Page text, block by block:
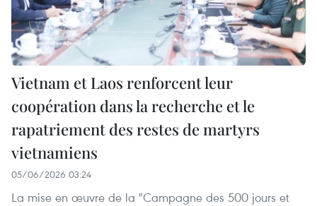
Vietnam et Laos renforcent leur
coopération dans la recherche et le
rapatriement des restes de martyrs
vietnamiens
05/06/2026 03:24
La mise en œuvre de la "Campagne des 500 jours et